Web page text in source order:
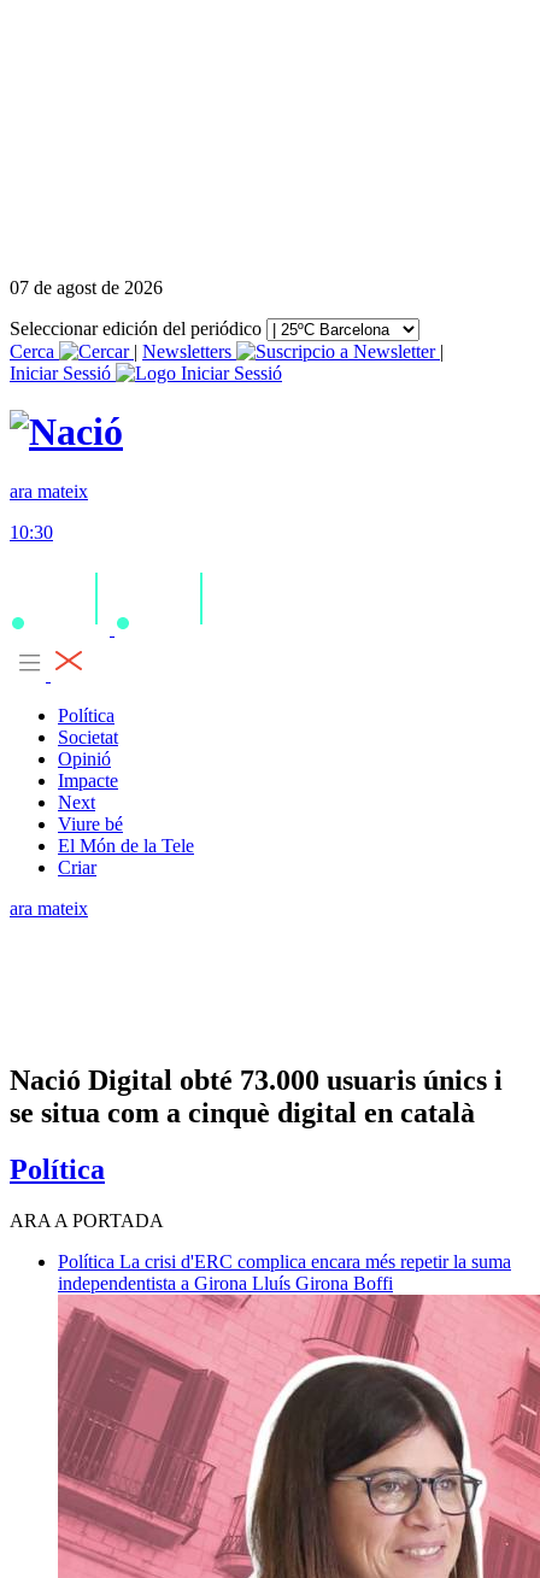
07 de agost de 2026
Seleccionar edición del periódico
Cerca
| Newsletters
|
Iniciar Sessió
ara mateix
10:30
Política
Societat
Opinió
Impacte
Next
Viure bé
El Món de la Tele
Criar
ara mateix
Nació Digital obté 73.000 usuaris únics i
se situa com a cinquè digital en català
Política
ARA A PORTADA
Política La crisi d'ERC complica encara més repetir la suma
independentista a Girona Lluís Girona Boffi